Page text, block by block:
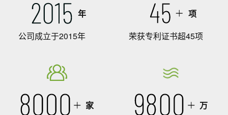
年
公司成立于2015年
项
荣获专利证书超45项
家
万